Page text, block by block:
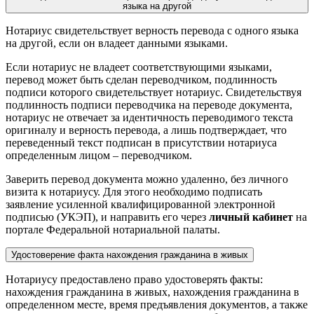
языка на другой
Нотариус свидетельствует верность перевода с одного языка
на другой, если он владеет данными языками.
Если нотариус не владеет соответствующими языками,
перевод может быть сделан переводчиком, подлинность
подписи которого свидетельствует нотариус. Свидетельствуя
подлинность подписи переводчика на переводе документа,
нотариус не отвечает за идентичность переводимого текста
оригиналу и верность перевода, а лишь подтверждает, что
переведенный текст подписан в присутствии нотариуса
определенным лицом – переводчиком.
Заверить перевод документа можно удаленно, без личного
визита к нотариусу. Для этого необходимо подписать
заявление усиленной квалифицированной электронной
подписью (УКЭП), и направить его через личный кабинет на
портале Федеральной нотариальной палаты.
Удостоверение факта нахождения гражданина в живых
Нотариусу предоставлено право удостоверять факты:
нахождения гражданина в живых, нахождения гражданина в
определенном месте, время предъявления документов, а также